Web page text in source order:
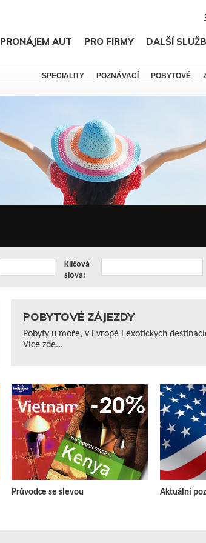
PRONÁJEM AUT PRO FIRMY DALŠÍ
SPECIALITY POZNÁVACÍ POBYTOVÉ
Klíčová
slova:
POBYTOVÉ ZÁJEZDY
Pobyty u moře, v Evropě i exotických
Více zde...
Průvodce se slevou Aktuální